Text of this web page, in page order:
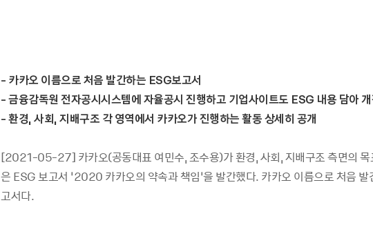
- 카카오 이름으로 처음 발간하는 ESG보고서
-금융감독원 전자공시시스템에 자율공시 진행하고 기업사이트도 ESG 내용 담아
-환경, 사회, 지배구조 각 영역에서 카카오가 진행하는 활동 상세히 공개
[2021-05-27] 카카오(공동대표 여민수, 조수용)가 환경, 사회, 지배구조 측면의 목
은 ESG 보고서 ‘2020 카카오의 약속과 책임’을 발간했다. 카카오 이름으로 처음
고서다.